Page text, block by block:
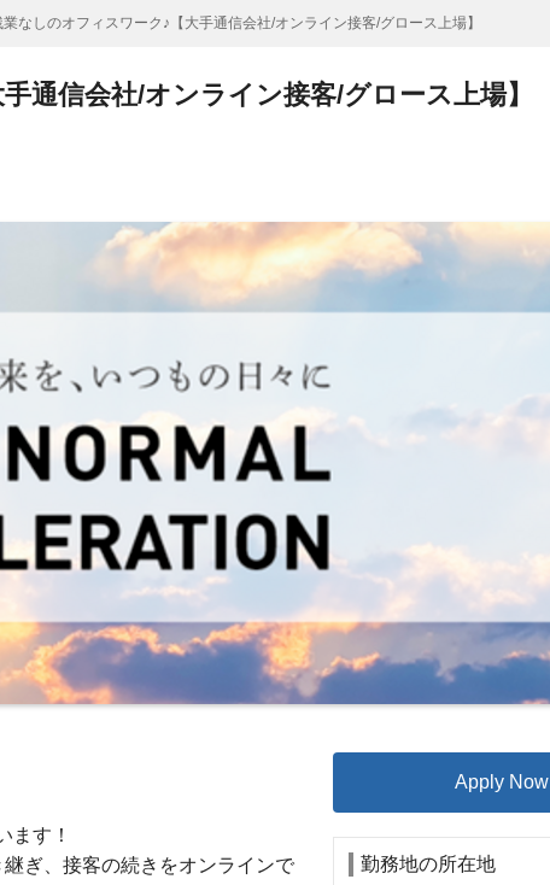
業なしのオフィスワーク♪【大手通信会社/オンライン接客/グロース上場】
通信会社/オンライン接客/グロース上場】
ます！
ぎ、接客の続きをオンラインで
Apply Now
勤務地の所在地